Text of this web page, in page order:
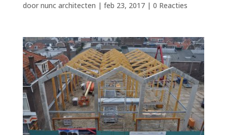
door nunc architecten | feb 23, 2017| 0 Reacties